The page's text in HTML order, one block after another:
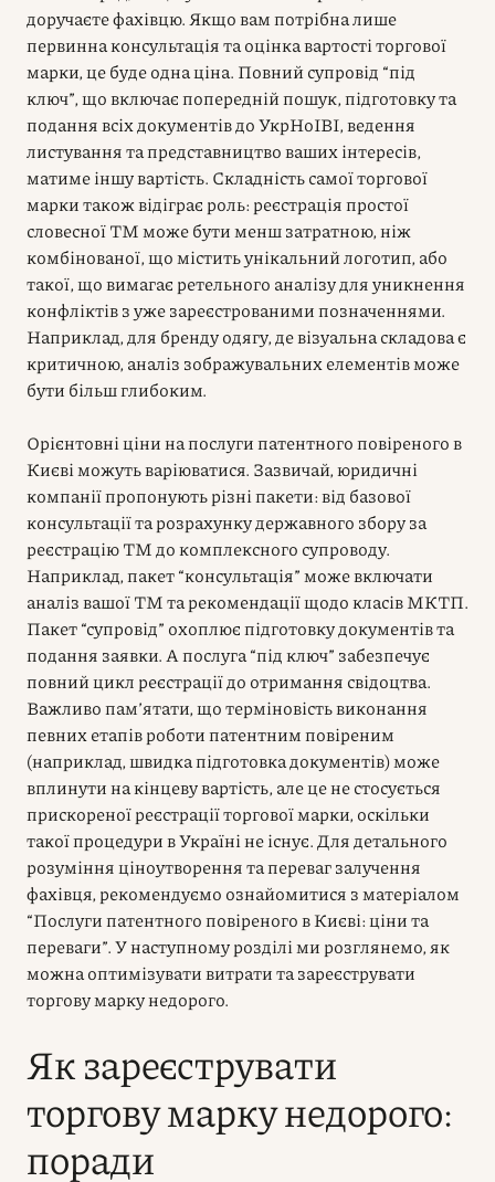
доручаєте фахівцю. Якщо вам потрібна лише
первинна консультація та оцінка вартості торгової
марки, це буде одна ціна. Повний супровід “під
ключ”, що включає попередній пошук, підготовку та
подання всіх документів до УкрНоІВІ, ведення
листування та представництво ваших інтересів,
матиме іншу вартість. Складність самої торгової
марки також відіграє роль: реєстрація простої
словесної ТМ може бути менш затратною, ніж
комбінованої, що містить унікальний логотип, або
такої, що вимагає ретельного аналізу для уникнення
конфліктів з уже зареєстрованими позначеннями.
Наприклад, для бренду одягу, де візуальна складова є
критичною, аналіз зображувальних елементів може
бути більш глибоким.
Орієнтовні ціни на послуги патентного повіреного в
Києві можуть варіюватися. Зазвичай, юридичні
компанії пропонують різні пакети: від базової
консультації та розрахунку державного збору за
реєстрацію ТМ до комплексного супроводу.
Наприклад, пакет “консультація” може включати
аналіз вашої ТМ та рекомендації щодо класів МКТП.
Пакет “супровід” охоплює підготовку документів та
подання заявки. А послуга “під ключ” забезпечує
повний цикл реєстрації до отримання свідоцтва.
Важливо пам’ятати, що терміновість виконання
певних етапів роботи патентним повіреним
(наприклад, швидка підготовка документів) може
вплинути на кінцеву вартість, але це не стосується
прискореної реєстрації торгової марки, оскільки
такої процедури в Україні не існує. Для детального
розуміння ціноутворення та переваг залучення
фахівця, рекомендуємо ознайомитися з матеріалом
“Послуги патентного повіреного в Києві: ціни та
переваги”. У наступному розділі ми розглянемо, як
можна оптимізувати витрати та зареєструвати
торгову марку недорого.
Як зареєструвати
торгову марку недорого:
поради